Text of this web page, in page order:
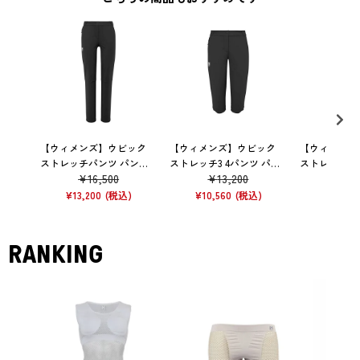
【ウィメンズ】ウビック
ストレッチパンツ パンツ
ズボン トレッキング 36
¥16,500
¥13,200
【ウィメンズ】ウビック
ストレッチ3 4パンツ パン
ツ ズボン トレッキング 34
¥13,200
¥10,560
【ウィメン
ストレッチ
RANKING